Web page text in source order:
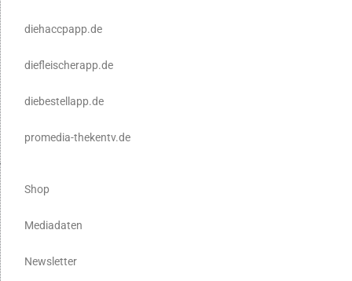
diehaccpapp.de
diefleischerapp.de
diebestellapp.de
promedia-thekentv.de
Shop
Mediadaten
Newsletter